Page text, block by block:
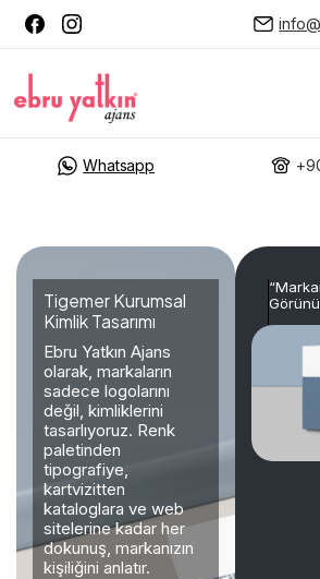
Whatsapp
Tigemer Kurumsal
Kimlik Tasarımı
Ebru Yatkın Ajans
olarak, markaların
sadece logolarını
değil, kimliklerini
tasarlıyoruz. Renk
paletinden
tipografiye,
kartvizitten
kataloglara ve web
sitelerine kadar her
dokunuş, markanızın
kişiliğini anlatır.